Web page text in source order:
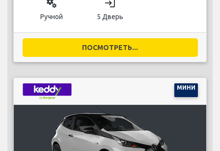
miscellaneous_services
Ручной
login
5 Дверь
ПОСМОТРЕТЬ...
МИНИ